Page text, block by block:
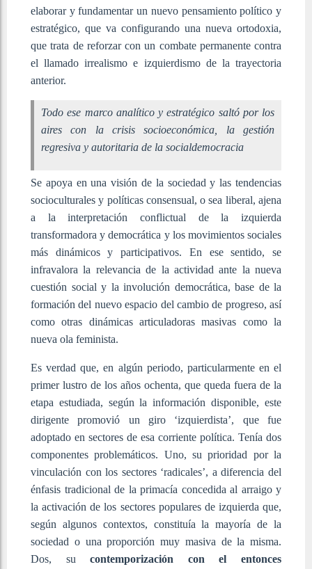
elaborar y fundamentar un nuevo pensamiento político y
estratégico, que va configurando una nueva ortodoxia,
que trata de reforzar con un combate permanente contra
el llamado irrealismo e izquierdismo de la trayectoria
anterior.
Todo ese marco analítico y estratégico saltó por los
aires con la crisis socioeconómica, la gestión
regresiva y autoritaria de la socialdemocracia
Se apoya en una visión de la sociedad y las tendencias
socioculturales y políticas consensual, o sea liberal, ajena
a la interpretación conflictual de la izquierda
transformadora y democrática y los movimientos sociales
más dinámicos y participativos. En ese sentido, se
infravalora la relevancia de la actividad ante la nueva
cuestión social y la involución democrática, base de la
formación del nuevo espacio del cambio de progreso, así
como otras dinámicas articuladoras masivas como la
nueva ola feminista.
Es verdad que, en algún periodo, particularmente en el
primer lustro de los años ochenta, que queda fuera de la
etapa estudiada, según la información disponible, este
dirigente promovió un giro ‘izquierdista’, que fue
adoptado en sectores de esa corriente política. Tenía dos
componentes problemáticos. Uno, su prioridad por la
vinculación con los sectores ‘radicales’, a diferencia del
énfasis tradicional de la primacía concedida al arraigo y
la activación de los sectores populares de izquierda que,
según algunos contextos, constituía la mayoría de la
sociedad o una proporción muy masiva de la misma.
Dos, sucontemporización con el entonces